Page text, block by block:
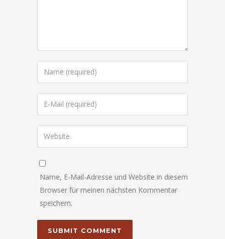
Name, E-Mail-Adresse und Website in diesem
Browser für meinen nächsten Kommentar
speichern.